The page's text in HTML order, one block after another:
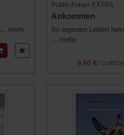
... mehr
Publik-Forum EXTRA
Ankommen
Im eigenen Leben
... mehr
12.00
/
9.50 €